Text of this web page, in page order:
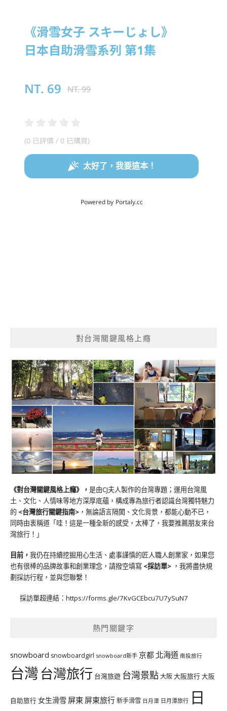
對台灣關鍵風格上癮
《對台灣關鍵風格上癮》 ， 是由CJ夫人製作的台灣專題；運用台灣風
土、文化、人情味等地方深厚底蘊，構成專為旅行者認識台灣獨特魅力
的 <台灣旅行關鍵指南> ，無論語言隔閡、文化背景，都能心動不已，
同時由衷稱道「哇！這是一種全新的感受，太棒了，我要推薦朋友來台
灣旅行！」
目前， 我仍在持續挖掘用心生活、處事謹慎的匠人職人創業家，如果您
也有很棒的品牌故事和創業理念，請撥空填寫 <採訪單> ，我將盡快規
劃採訪行程，並與您聯繫！
採訪單超連結： https://forms.gle/7KvGCEbcu7U7ySuN7
熱門關鍵字
snowboard snowboardgirl snowboard新手 京都 北海道 南投旅行
台灣台灣旅行 台灣旅遊 台灣景點大阪大阪旅行大阪
自助旅行 女生滑雪 屏東 屏東旅行新手滑雪 日月潭 日月潭旅行 日